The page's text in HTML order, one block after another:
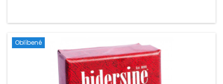
Oblíbené